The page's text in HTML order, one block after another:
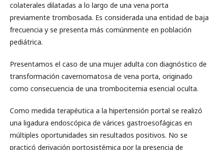
colaterales dilatadas a lo largo de una vena porta
previamente trombosada. Es considerada una entidad de baja
frecuencia y se presenta más comúnmente en población
pediátrica.
Presentamos el caso de una mujer adulta con diagnóstico de
transformación cavernomatosa de vena porta, originado
como consecuencia de una trombocitemia esencial oculta.
Como medida terapéutica a la hipertensión portal se realizó
una ligadura endoscópica de várices gastroesofágicas en
múltiples oportunidades sin resultados positivos. No se
practicó derivación portosistémica por la presencia de